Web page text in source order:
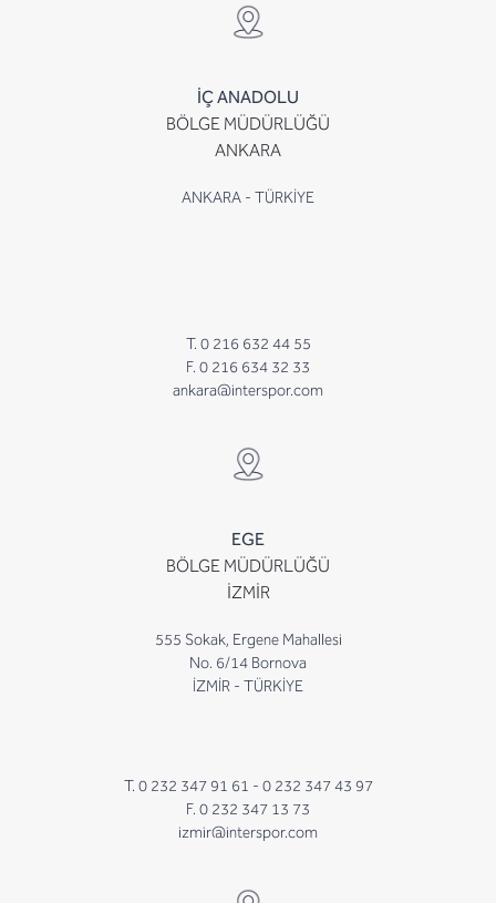
İÇ ANADOLU
BÖLGE MÜDÜRLÜĞÜ
ANKARA
ANKARA - TÜRKİYE
T. 0 216 632 44 55
F. 0 216 634 32 33
ankara@interspor.com
EGE
BÖLGE MÜDÜRLÜĞÜ
İZMİR
555 Sokak, Ergene Mahallesi
No. 6/14 Bornova
İZMİR - TÜRKİYE
T. 0 232 347 91 61 - 0 232 347 43 97
F. 0 232 347 13 73
izmir@interspor.com